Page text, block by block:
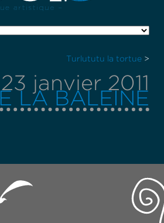
Turlututu la tortue >
23 janvier 2011
LA BALEINE